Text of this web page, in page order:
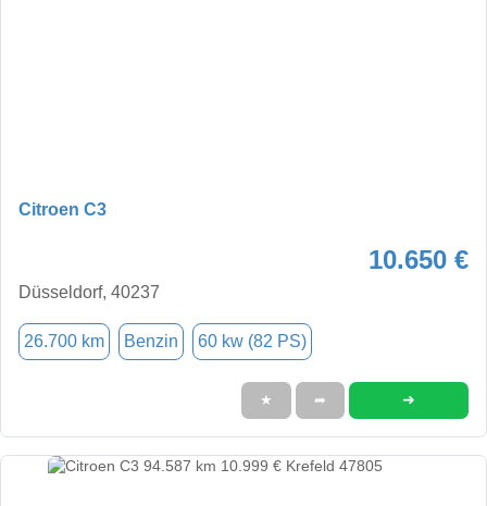
Citroen C3
10.650 €
Düsseldorf, 40237
26.700 km Benzin 60 kw (82 PS)
★ ➦ ➜